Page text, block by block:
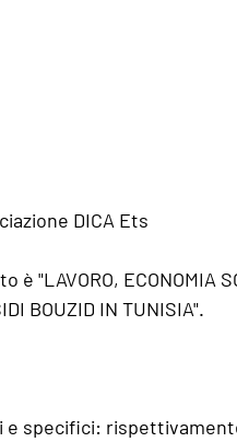
DICA Ets
è "LAVORO, ECONOMIA
BOUZID IN TUNISIA".
e specifici: